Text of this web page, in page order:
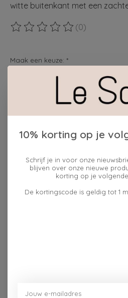
witte buitenkant met een
De beoordeling van dit product
(0)
Maak een keuze: *
Toevoegen aan
Plaats
Met een hoogte van ongeveer
10% korting op je
Schrijf je in voor onze
blijven over onze nieuwe
korting op je
De kortingscode is geldig tot 1